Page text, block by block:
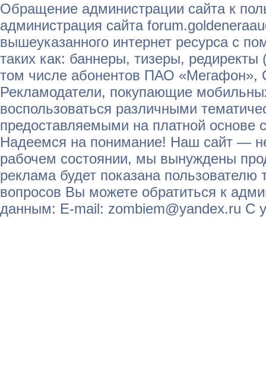
Обращение администрации сайта к
администрация сайта
вышеуказанного интернет ресурса с
таких как: баннеры, тизеры,
том числе абонентов ПАО
Рекламодатели, покупающие
воспользоваться различными
предоставляемыми на платной основе
Надеемся на понимание! Наш сайт —
рабочем состоянии, мы вынуждены
реклама будет показана пользователю
вопросов Вы можете обратиться к
данным: E-mail: zombiem@yandex.ru С